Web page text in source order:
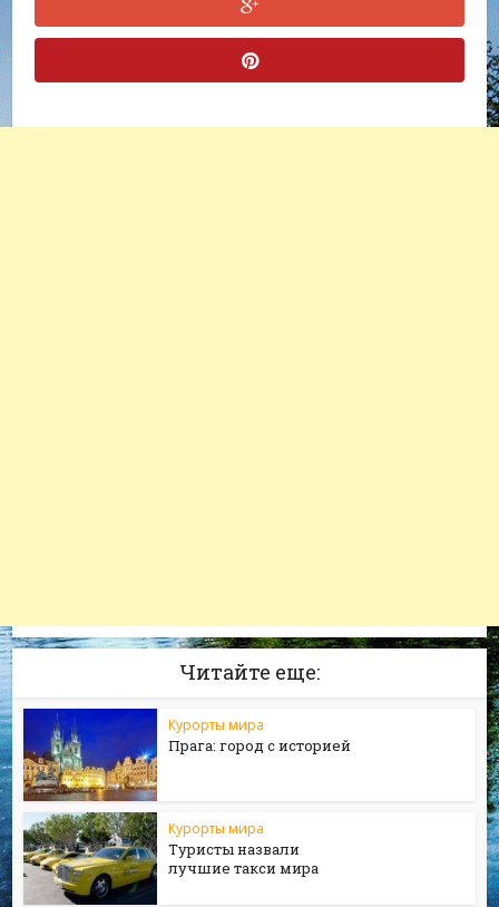
Читайте еще:
Курорты мира
Прага: город с историей
Курорты мира
Туристы назвали
лучшие такси мира